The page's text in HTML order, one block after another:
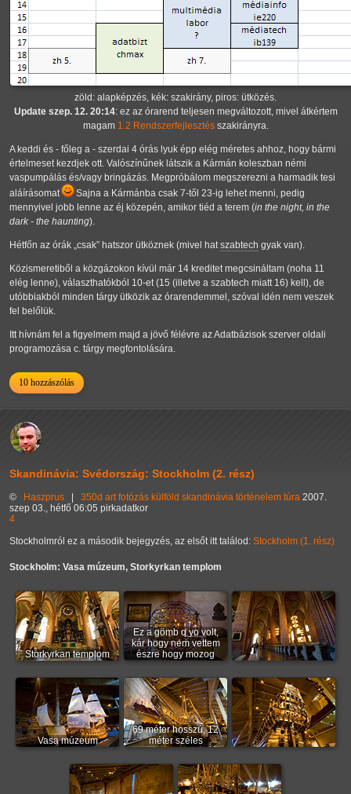
zöld: alapképzés, kék: szakirány, piros: ütközés.
Update szep. 12. 20:14: ez az órarend teljesen megváltozott, mivel átkértem
magam 1.2 Rendszerfejlesztésszakirányra.
A keddi és - főleg a - szerdai 4 órás lyuk épp elég méretes ahhoz, hogy bármi
értelmeset kezdjek ott. Valószínűnek látszik a Kármán koleszban némi
vaspumpálás és/vagy bringázás. Megpróbálom megszerezni a harmadik tesi
aláírásomat
Sajna a Kármánba csak 7-től 23-ig lehet menni, pedig
mennyivel jobb lenne az éj közepén, amikor tiéd a terem (in the night, in the
dark - the haunting).
Hétfőn az órák csak hatszor ütköznek (mivel hatszabtech gyak van).
Közismeretiből a közgázokon kívül már 14 kreditet megcsináltam (noha 11
elég lenne), választhatókból 10-et (15 (illetve a szabtech miatt 16) kell), de
utóbbiakból minden tárgy ütközik az órarendemmel, szóval idén nem veszek
fel belőlük.
Itt hívnám fel a figyelmem majd a jövő félévre az Adatbázisok szerver oldali
programozása c. tárgy megfontolására.
10 hozzászólás
Skandinávia: Svédország: Stockholm (2. rész)
© Haszprus | 350d art fotózás külföld skandinávia történelem túra 2007.
szep 03., hétfő 06:05 pirkadatkor
4
Stockholmról ez a második bejegyzés, az elsőt itt találod: Stockholm (1. rész)
Stockholm: Vasa múzeum, Storkyrkan templom
Storkyrkan templom
Ez a gömb q yo volt,
kár hogy nem vettem
észre hogy mozog
Vasa múzeum
69 méter hosszú, 12
méter széles